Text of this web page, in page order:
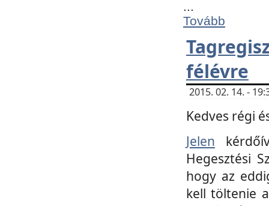
...
Tovább
félévre
2015. 02. 14. -
Kedves régi
Jelen
Hegesztési
hogy az
kell töltenie